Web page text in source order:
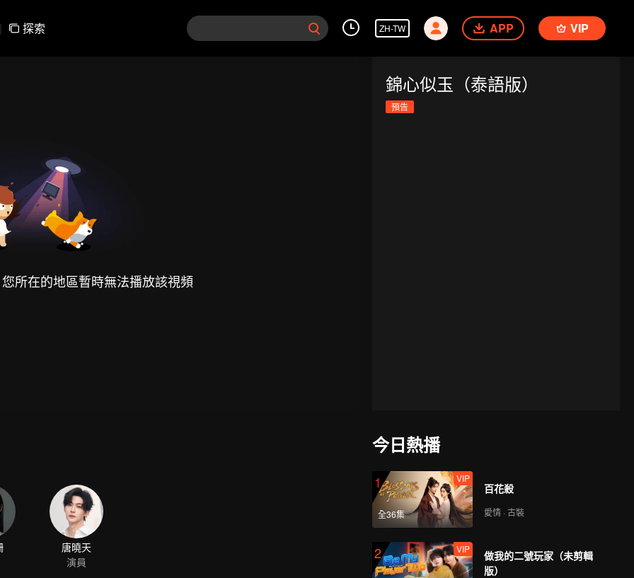
| 探索 ZH-TW APP VIP
所在的地區暫時無法播放該視頻
錦心似玉（泰語版）
預告
唐曉天
演員
今日熱播
1
全36集
VIP
百花殺
愛情 · 古裝
2 VIP
做我的二號玩家（未剪輯
版）